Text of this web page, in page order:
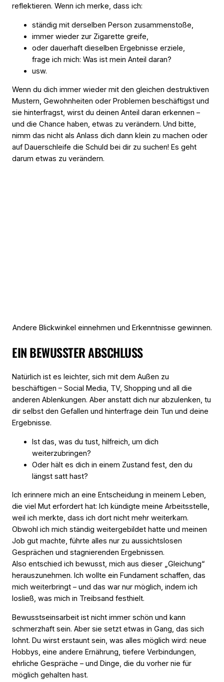
reflektieren. Wenn ich merke, dass ich:
ständig mit derselben Person zusammenstoße,
immer wieder zur Zigarette greife,
oder dauerhaft dieselben Ergebnisse erziele,
frage ich mich: Was ist mein Anteil daran?
usw.
Wenn du dich immer wieder mit den gleichen destruktiven
Mustern, Gewohnheiten oder Problemen beschäftigst und
sie hinterfragst, wirst du deinen Anteil daran erkennen –
und die Chance haben, etwas zu verändern. Und bitte,
nimm das nicht als Anlass dich dann klein zu machen oder
auf Dauerschleife die Schuld bei dir zu suchen! Es geht
darum etwas zu verändern.
Andere Blickwinkel einnehmen und Erkenntnisse gewinnen.
EIN BEWUSSTER ABSCHLUSS
Natürlich ist es leichter, sich mit dem Außen zu
beschäftigen – Social Media, TV, Shopping und all die
anderen Ablenkungen. Aber anstatt dich nur abzulenken, tu
dir selbst den Gefallen und hinterfrage dein Tun und deine
Ergebnisse.
Ist das, was du tust, hilfreich, um dich
weiterzubringen?
Oder hält es dich in einem Zustand fest, den du
längst satt hast?
Ich erinnere mich an eine Entscheidung in meinem Leben,
die viel Mut erfordert hat: Ich kündigte meine Arbeitsstelle,
weil ich merkte, dass ich dort nicht mehr weiterkam.
Obwohl ich mich ständig weitergebildet hatte und meinen
Job gut machte, führte alles nur zu aussichtslosen
Gesprächen und stagnierenden Ergebnissen.
Also entschied ich bewusst, mich aus dieser „Gleichung“
herauszunehmen. Ich wollte ein Fundament schaffen, das
mich weiterbringt – und das war nur möglich, indem ich
losließ, was mich in Treibsand festhielt.
Bewusstseinsarbeit ist nicht immer schön und kann
schmerzhaft sein. Aber sie setzt etwas in Gang, das sich
lohnt. Du wirst erstaunt sein, was alles möglich wird: neue
Hobbys, eine andere Ernährung, tiefere Verbindungen,
ehrliche Gespräche – und Dinge, die du vorher nie für
möglich gehalten hast.